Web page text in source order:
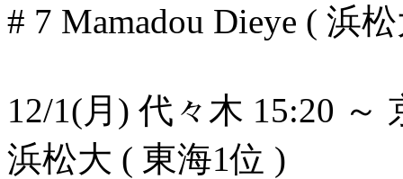
# 7 Mamadou Dieye ( 浜
12/1(月) 代々木 15:20 ～
浜松大 ( 東海1位 )